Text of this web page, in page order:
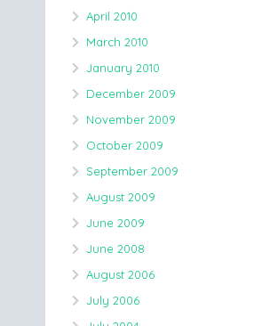
April 2010
March 2010
January 2010
December 2009
November 2009
October 2009
September 2009
August 2009
June 2009
June 2008
August 2006
July 2006